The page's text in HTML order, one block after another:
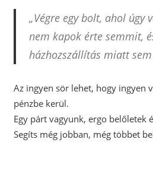
„Végre egy bolt, ahol úgy
nem kapok érte semmit,
házhozszállítás miatt
Az ingyen sör lehet, hogy ingyen
pénzbe kerül.
Egy párt vagyunk, ergo belőletek
Segíts még jobban, még többet